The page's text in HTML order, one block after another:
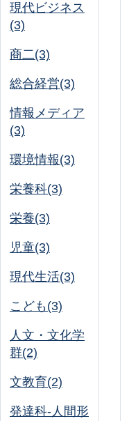
現代ビジネス
(3)
商二(3)
総合経営(3)
情報メディア
(3)
環境情報(3)
栄養科(3)
栄養(3)
児童(3)
現代生活(3)
こども(3)
人文・文化学
群(2)
文教育(2)
発達科-人間形